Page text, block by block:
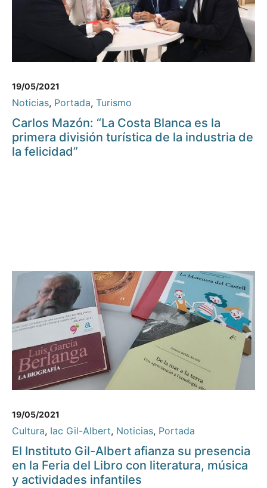
19/05/2021
Noticias, Portada, Turismo
Carlos Mazón: “La Costa Blanca es la
primera división turística de la industria de
la felicidad”
19/05/2021
Cultura, Iac Gil-Albert, Noticias, Portada
El Instituto Gil-Albert afianza su presencia
en la Feria del Libro con literatura, música
y actividades infantiles